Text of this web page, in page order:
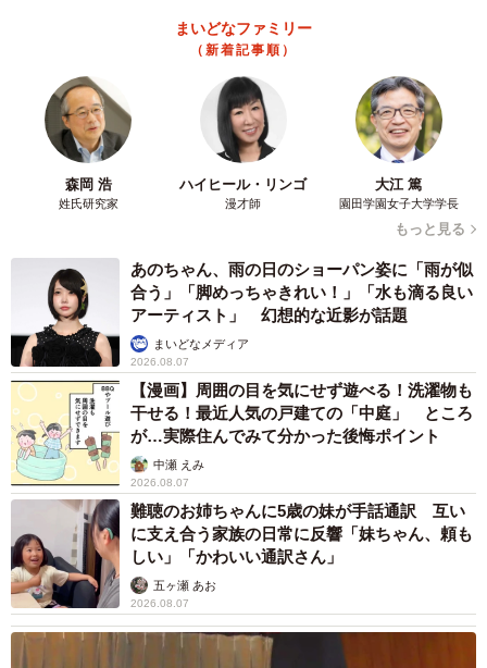
【3位：あの】
・見た目がメイドみたいだから。（10代・男性）
・パッとメイド姿が浮かんだので。（30代・男性）
・オタク系で、地雷系が似合うからかなーと思う。（40
・話し方や外見がそのように見えるから。（40代・男性）
・独特の雰囲気の持ち主。（50代・男性）
独特な話し方やサブカルに親和性のあるファッションなど
が高く評価されているようです。
【4位：今田美桜】
・可愛らしい顔をしているから。（30代・女性）
・以前CMで中世のお姫様のようなドレスを着て踊っている
姿を見て、とても可愛かったので、メイド服もきっと似合
うだろうと思った。（30代・女性）
・目がくりっとしてかわいい。（40代・女性）
・容姿や雰囲気が合いそうだと思いました。（40代・女
性）
まいどなファミリー
（新着記事順）
森岡 浩
姓氏研究家
ハイヒール・リンゴ
漫才師
大江 篤
園田学園女子大学学長
もっと見る
あのちゃん、雨の日のショーパン姿に「雨が似
合う」「脚めっちゃきれい！」「水も滴る良い
アーティスト」 幻想的な近影が話題
まいどなメディア
2026.08.07
【漫画】周囲の目を気にせず遊べる！洗濯物も
干せる！最近人気の戸建ての「中庭」 ところ
が…実際住んでみて分かった後悔ポイント
中瀬 えみ
2026.08.07
難聴のお姉ちゃんに5歳の妹が手話通訳 互い
に支え合う家族の日常に反響「妹ちゃん、頼も
しい」「かわいい通訳さん」
五ヶ瀬 あお
2026.08.07